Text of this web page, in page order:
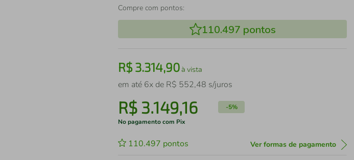
Compre com pontos:
110.497 pontos
R$3.314,90à vista
em até 6x de R$ 552,48 s/juros
R$ 3.149,16 -5%
No pagamento com Pix
110.497 pontos Ver formas de pagamento